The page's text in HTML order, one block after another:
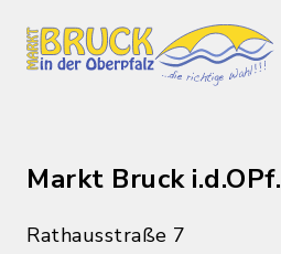
Markt Bruck i.d.OPf.
Rathausstraße 7